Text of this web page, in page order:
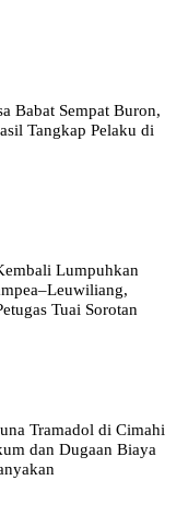
Babat Sempat Buron,
Tangkap Pelaku di
Lumpuhkan
Tuai Sorotan
Tramadol di Cimahi
dan Dugaan Biaya